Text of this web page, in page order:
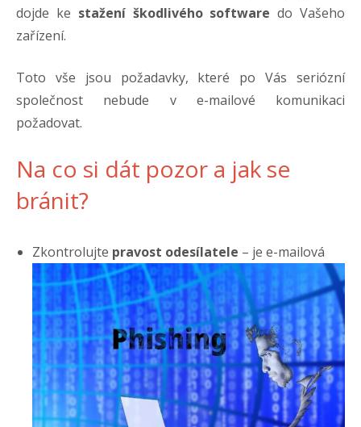
dojde ke stažení škodlivého software do Vašeho
zařízení.
Toto vše jsou požadavky, které po Vás seriózní
společnost nebude v e-mailové komunikaci
požadovat.
Na co si dát pozor a jak se
bránit?
Zkontrolujte pravost odesílatele – je e-mailová